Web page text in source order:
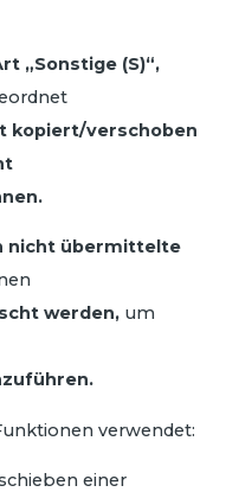
„Sonstige (S)“,
kopiert/verschoben
nicht übermittelte
werden, um
verwendet:
einer